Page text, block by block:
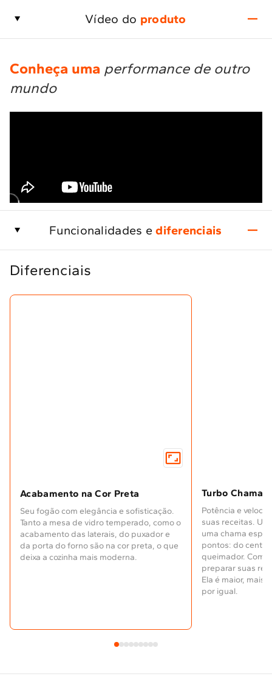
Vídeo do produto
Conheça uma performance de outro
mundo
Funcionalidades ediferenciais
Diferenciais
Acabamento na Cor Preta
Seu fogão com elegância e sofisticação.
Tanto a mesa de vidro temperado, como o
acabamento das laterais, do puxador e
da porta do forno são na cor preta, o que
deixa a cozinha mais moderna.
Turbo Chama
Potência e
suas receitas.
uma chama
pontos: do
queimador. Com
preparar suas
Ela é maior, mais
por igual.